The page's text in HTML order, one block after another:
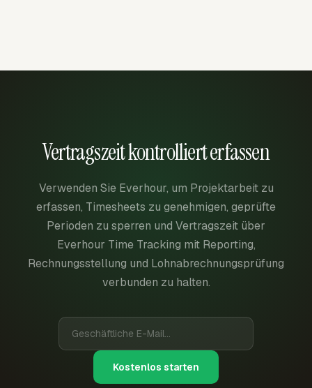
Vertragszeit kontrolliert erfassen
Verwenden Sie Everhour, um Projektarbeit zu
erfassen, Timesheets zu genehmigen, geprüfte
Perioden zu sperren und Vertragszeit über
Everhour Time Tracking mit Reporting,
Rechnungsstellung und Lohnabrechnungsprüfung
verbunden zu halten.
Kostenlos starten